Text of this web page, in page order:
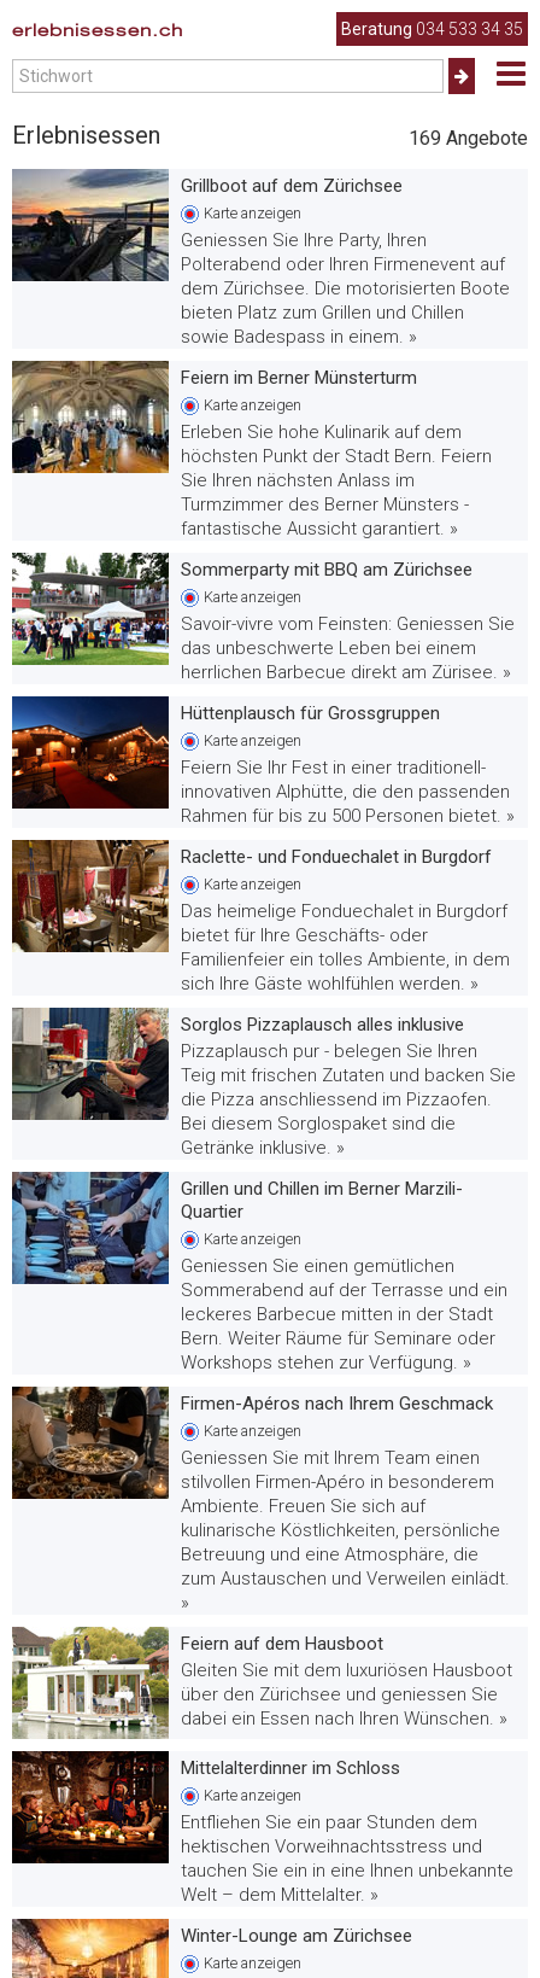
erlebnisessen.ch Beratung 034 533 34 35
Erlebnisessen 169 Angebote
Grillboot auf dem Zürichsee
Karte anzeigen
Geniessen Sie Ihre Party, Ihren
Polterabend oder Ihren Firmenevent auf
dem Zürichsee. Die motorisierten Boote
bieten Platz zum Grillen und Chillen
sowie Badespass in einem. »
Feiern im Berner Münsterturm
Karte anzeigen
Erleben Sie hohe Kulinarik auf dem
höchsten Punkt der Stadt Bern. Feiern
Sie Ihren nächsten Anlass im
Turmzimmer des Berner Münsters -
fantastische Aussicht garantiert. »
Sommerparty mit BBQ am Zürichsee
Karte anzeigen
Savoir-vivre vom Feinsten: Geniessen Sie
das unbeschwerte Leben bei einem
herrlichen Barbecue direkt am Zürisee. »
Hüttenplausch für Grossgruppen
Karte anzeigen
Feiern Sie Ihr Fest in einer traditionell-
innovativen Alphütte, die den passenden
Rahmen für bis zu 500 Personen bietet. »
Raclette- und Fonduechalet in Burgdorf
Karte anzeigen
Das heimelige Fonduechalet in Burgdorf
bietet für Ihre Geschäfts- oder
Familienfeier ein tolles Ambiente, in dem
sich Ihre Gäste wohlfühlen werden. »
Sorglos Pizzaplausch alles inklusive
Pizzaplausch pur - belegen Sie Ihren
Teig mit frischen Zutaten und backen Sie
die Pizza anschliessend im Pizzaofen.
Bei diesem Sorglospaket sind die
Getränke inklusive. »
Grillen und Chillen im Berner Marzili-
Quartier
Karte anzeigen
Geniessen Sie einen gemütlichen
Sommerabend auf der Terrasse und ein
leckeres Barbecue mitten in der Stadt
Bern. Weiter Räume für Seminare oder
Workshops stehen zur Verfügung. »
Firmen-Apéros nach Ihrem Geschmack
Karte anzeigen
Geniessen Sie mit Ihrem Team einen
stilvollen Firmen-Apéro in besonderem
Ambiente. Freuen Sie sich auf
kulinarische Köstlichkeiten, persönliche
Betreuung und eine Atmosphäre, die
zum Austauschen und Verweilen einlädt.
»
Feiern auf dem Hausboot
Gleiten Sie mit dem luxuriösen Hausboot
über den Zürichsee und geniessen Sie
dabei ein Essen nach Ihren Wünschen. »
Mittelalterdinner im Schloss
Karte anzeigen
Entfliehen Sie ein paar Stunden dem
hektischen Vorweihnachtsstress und
tauchen Sie ein in eine Ihnen unbekannte
Welt – dem Mittelalter. »
Winter-Lounge am Zürichsee
Karte anzeigen